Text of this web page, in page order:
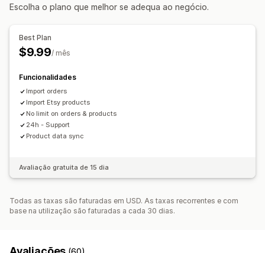
Alertas de inventário
Escolha o plano que melhor se adequa ao negócio.
Best Plan
$9.99/ mês
Funcionalidades
Import orders
Import Etsy products
No limit on orders & products
24h - Support
Product data sync
Avaliação gratuita de 15 dia
Todas as taxas são faturadas em USD. As taxas recorrentes e com
base na utilização são faturadas a cada 30 dias.